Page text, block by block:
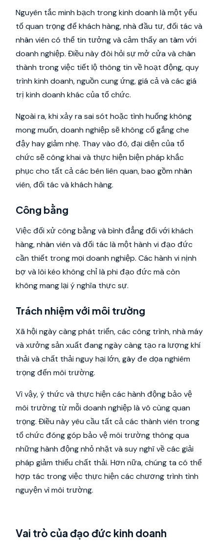
Nguyên tắc minh bạch trong kinh doanh là một yếu
tố quan trọng để khách hàng, nhà đầu tư, đối tác và
nhân viên có thể tin tưởng và cảm thấy an tâm với
doanh nghiệp. Điều này đòi hỏi sự mở cửa và chân
thành trong việc tiết lộ thông tin về hoạt động, quy
trình kinh doanh, nguồn cung ứng, giá cả và các giá
trị kinh doanh khác của tổ chức.
Ngoài ra, khi xảy ra sai sót hoặc tình huống không
mong muốn, doanh nghiệp sẽ không cố gắng che
đậy hay giảm nhẹ. Thay vào đó, đại diện của tổ
chức sẽ công khai và thực hiện biện pháp khắc
phục cho tất cả các bên liên quan, bao gồm nhân
viên, đối tác và khách hàng.
Công bằng
Việc đối xử công bằng và bình đẳng đối với khách
hàng, nhân viên và đối tác là một hành vi đạo đức
cần thiết trong mọi doanh nghiệp. Các hành vi nịnh
bợ và lôi kéo không chỉ là phi đạo đức mà còn
không mang lại ý nghĩa thực sự.
Trách nhiệm với môi trường
Xã hội ngày càng phát triển, các công trình, nhà máy
và xưởng sản xuất đang ngày càng tạo ra lượng khí
thải và chất thải nguy hại lớn, gây đe dọa nghiêm
trọng đến môi trường.
Vì vậy, ý thức và thực hiện các hành động bảo vệ
môi trường từ mỗi doanh nghiệp là vô cùng quan
trọng. Điều này yêu cầu tất cả các thành viên trong
tổ chức đóng góp bảo vệ môi trường thông qua
những hành động nhỏ nhặt và suy nghĩ về các giải
pháp giảm thiểu chất thải. Hơn nữa, chúng ta có thể
hợp tác trong việc thực hiện các chương trình tình
nguyện vì môi trường.
Vai trò của đạo đức kinh doanh